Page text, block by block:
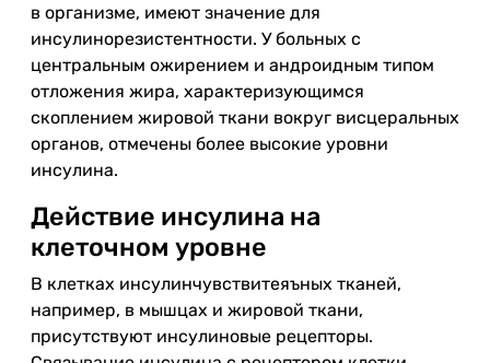
в организме, имеют значение для
инсулинорезистентности. У больных с
центральным ожирением и андроидным типом
отложения жира, характеризующимся
скоплением жировой ткани вокруг висцеральных
органов, отмечены более высокие уровни
инсулина.
Действие инсулина на
клеточном уровне
В клетках инсулинчувствитеяъных тканей,
например, в мышцах и жировой ткани,
присутствуют инсулиновые рецепторы.